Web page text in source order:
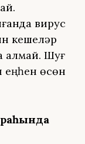
вирус
кешеләр
алмай. Шуғ
еңһен өсөн